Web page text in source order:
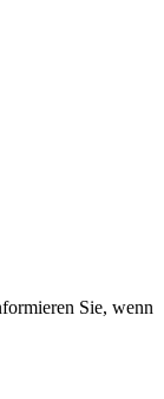
Sie, wenn